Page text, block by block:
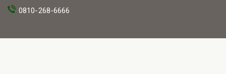
0810-268-6666